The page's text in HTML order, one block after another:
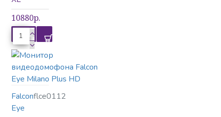
Комплектующие
Комплектующие
10880р.
Falcon
Eye
flce0112